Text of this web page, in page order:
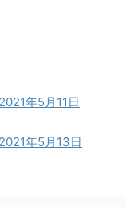
年5月11日
年5月13日